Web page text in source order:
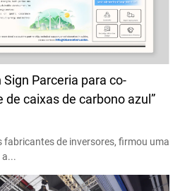
Parceria para co-
de caixas de carbono azul”
fabricantes de inversores, firmou uma
a...